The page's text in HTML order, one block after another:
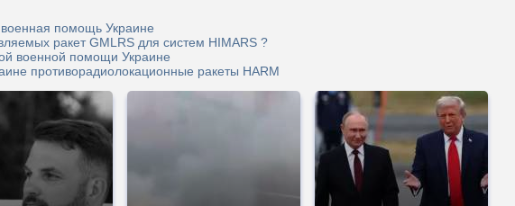
помощь Украине
ракет GMLRS для систем HIMARS ?
военной помощи Украине
противорадиолокационные ракеты HARM